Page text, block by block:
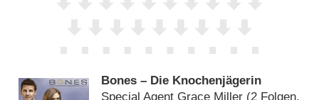
Bones – Die Knochenjägerin
Special Agent Grace Miller (2 Folgen,